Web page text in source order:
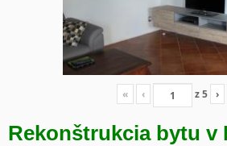
« ‹ z5 ›
Rekonštrukcia bytu v